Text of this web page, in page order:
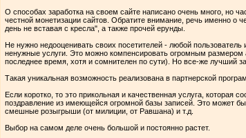
О способах заработка на своем сайте написано очень много, но
честной монетизации сайтов. Обратите внимание, речь именно о
день не вставая с кресла", а также прочей ерунды.
Не нужно недооценивать своих посетителей - любой
ненужные услуги. Это можно компенсировать огромным размером
последнее время, хотя и сомнителен по сути). Но все-же лучший
Такая уникальная возможность реализована в партнерской
Если коротко, то это прикольная и качественная услуга, которая
поздравление из имеющейся огромной базы записей. Это может
смешные розыгрыши (от милиции, от Равшана) и т.д.
Выбор на самом деле очень большой и постоянно растет.